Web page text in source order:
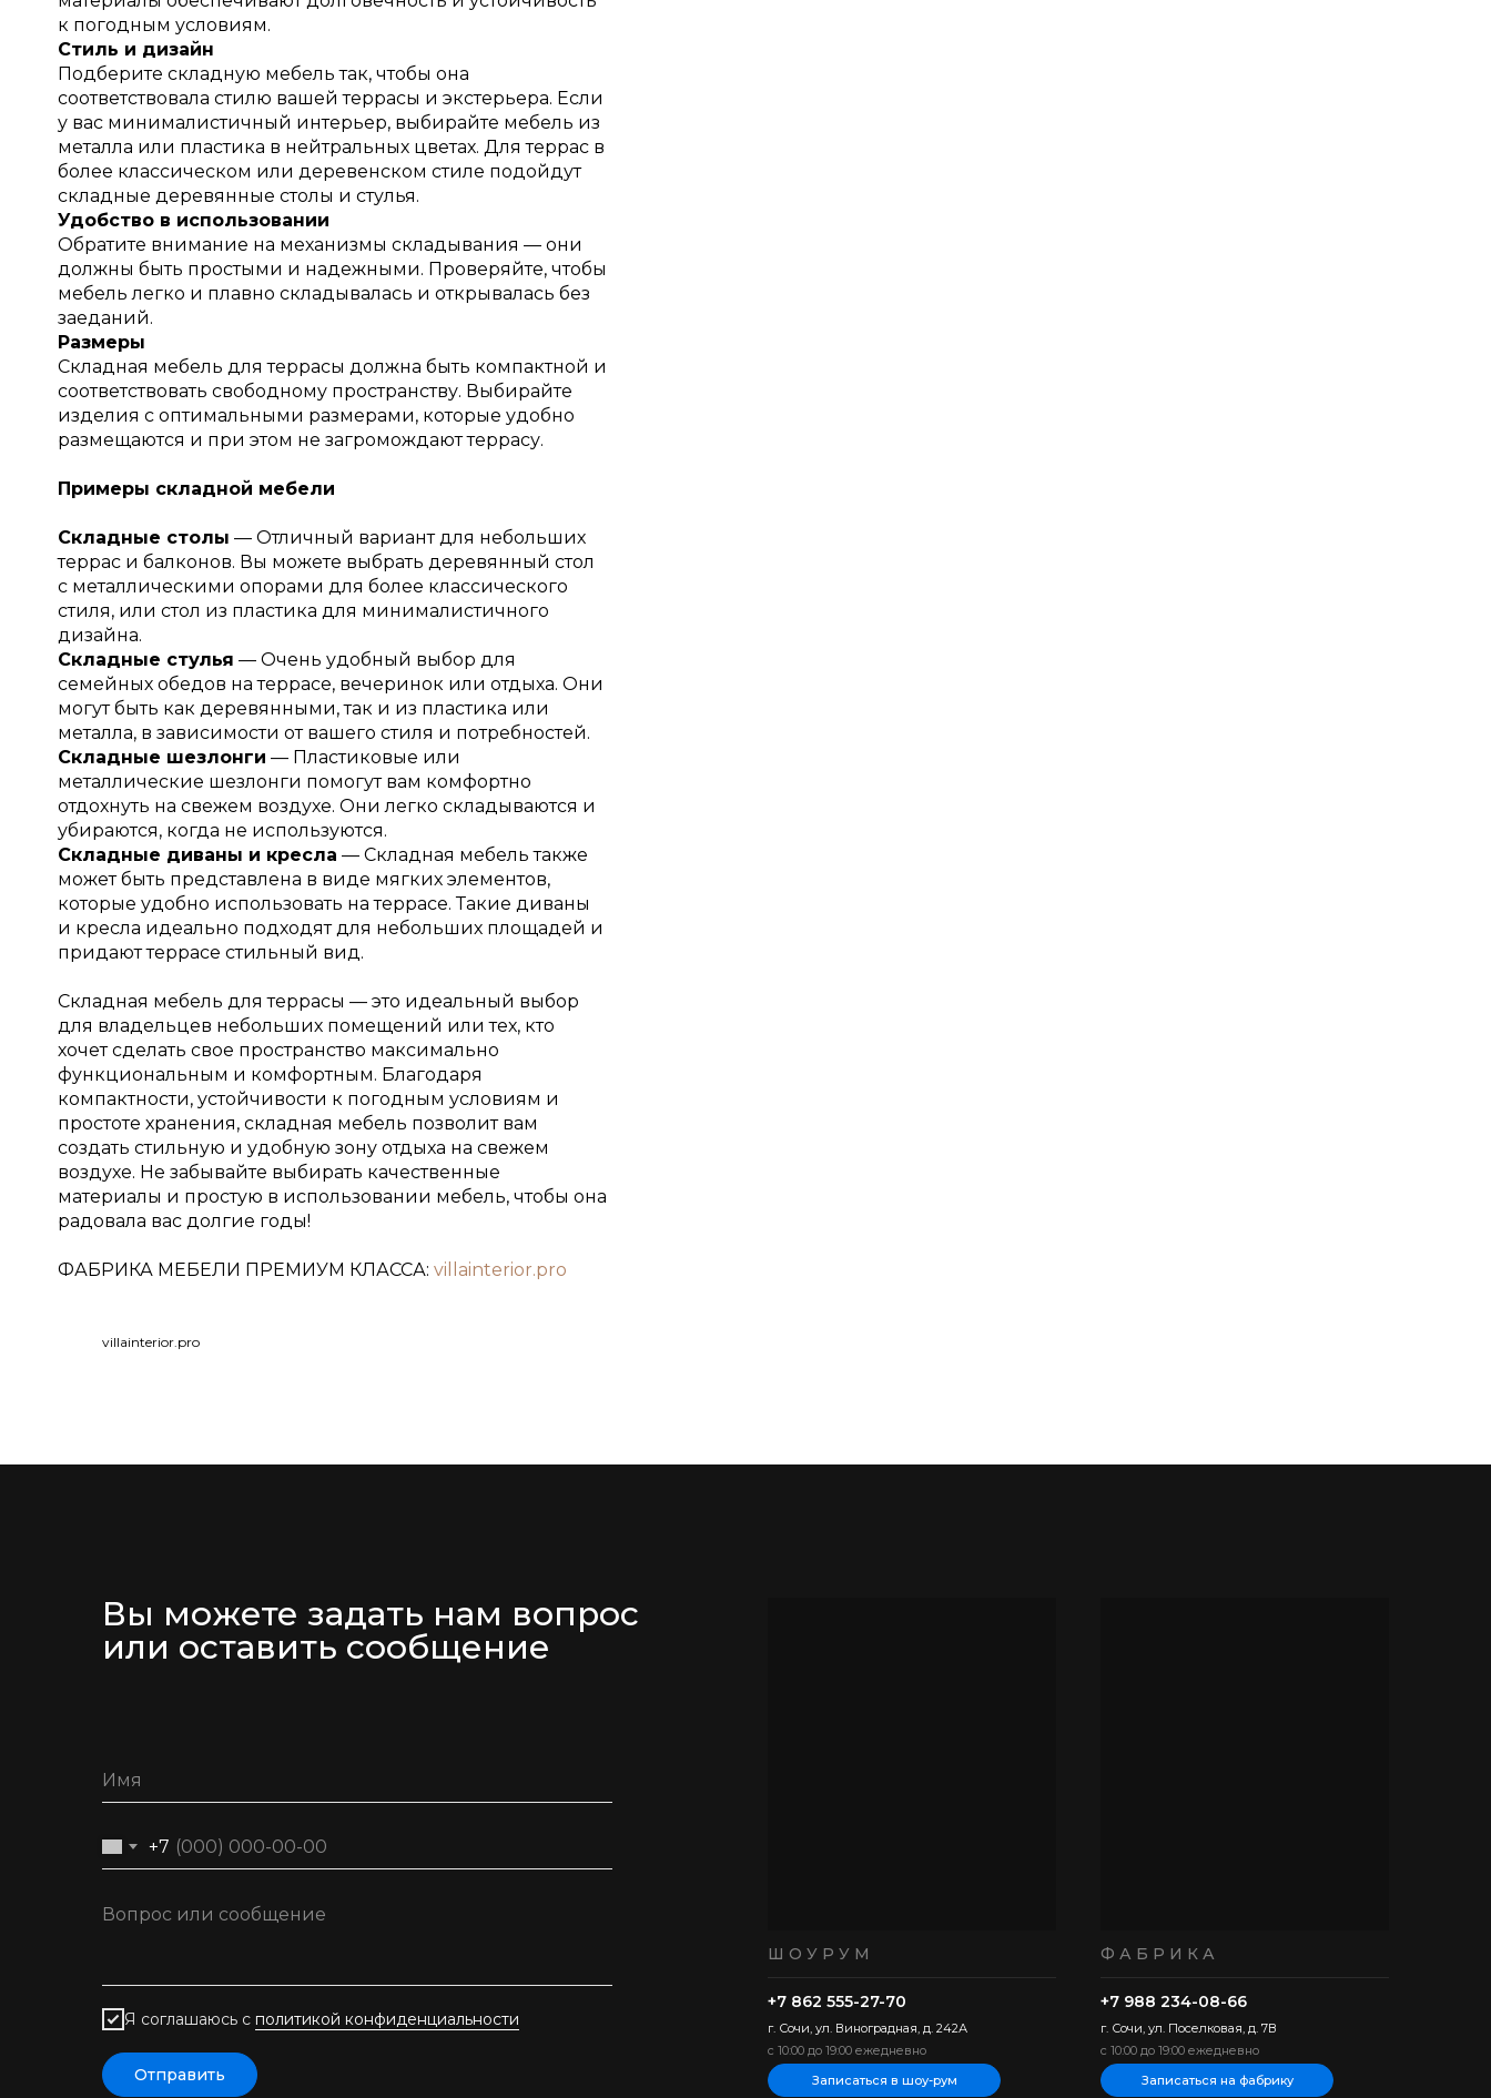
к погодным условиям.
Стиль и дизайн
Подберите складную мебель так, чтобы она
соответствовала стилю вашей террасы и экстерьера. Если
у вас минималистичный интерьер, выбирайте мебель из
металла или пластика в нейтральных цветах. Для террас в
более классическом или деревенском стиле подойдут
складные деревянные столы и стулья.
Удобство в использовании
Обратите внимание на механизмы складывания — они
должны быть простыми и надежными. Проверяйте, чтобы
мебель легко и плавно складывалась и открывалась без
заеданий.
Размеры
Складная мебель для террасы должна быть компактной и
соответствовать свободному пространству. Выбирайте
изделия с оптимальными размерами, которые удобно
размещаются и при этом не загромождают террасу.
Примеры складной мебели
Складные столы — Отличный вариант для небольших
террас и балконов. Вы можете выбрать деревянный стол
с металлическими опорами для более классического
стиля, или стол из пластика для минималистичного
дизайна.
Складные стулья — Очень удобный выбор для
семейных обедов на террасе, вечеринок или отдыха. Они
могут быть как деревянными, так и из пластика или
металла, в зависимости от вашего стиля и потребностей.
Складные шезлонги — Пластиковые или
металлические шезлонги помогут вам комфортно
отдохнуть на свежем воздухе. Они легко складываются и
убираются, когда не используются.
Складные диваны и кресла — Складная мебель также
может быть представлена в виде мягких элементов,
которые удобно использовать на террасе. Такие диваны
и кресла идеально подходят для небольших площадей и
придают террасе стильный вид.
Складная мебель для террасы — это идеальный выбор
для владельцев небольших помещений или тех, кто
хочет сделать свое пространство максимально
функциональным и комфортным. Благодаря
компактности, устойчивости к погодным условиям и
простоте хранения, складная мебель позволит вам
создать стильную и удобную зону отдыха на свежем
воздухе. Не забывайте выбирать качественные
материалы и простую в использовании мебель, чтобы она
радовала вас долгие годы!
ФАБРИКА МЕБЕЛИ ПРЕМИУМ КЛАССА: villainterior.pro
villainterior.pro
Вы можете задать нам вопрос
или оставить сообщение
+7
Я соглашаюсь с политикой конфиденциальности
Отправить
ШОУРУМ
+7 988 234-08-66
г. Сочи, ул. Поселковая, д. 7В
с 10:00 до 19:00 ежедневно
Записаться на фабрику
+7 862 555-27-70
г. Сочи, ул. Виноградная, д. 242А
с 10:00 до 19:00 ежедневно
Записаться в шоу-рум
ФАБРИКА